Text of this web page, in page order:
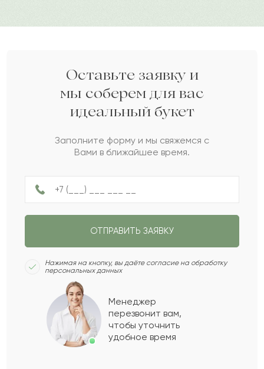
С 2022-06-23
Сабила
2022-06-19
Илиан
Наиль
Дарерка
Б Баянды
Гай
Показать еще
Оставьте заявку и
мы соберем для вас
идеальный букет
Заполните форму и мы свяжемся с
Вами в ближайшее время.
ОТПРАВИТЬ ЗАЯВКУ
Нажимая на кнопку, вы даёте согласие на обработку
персональных данных
Менеджер
перезвонит вам,
чтобы уточнить
удобное время